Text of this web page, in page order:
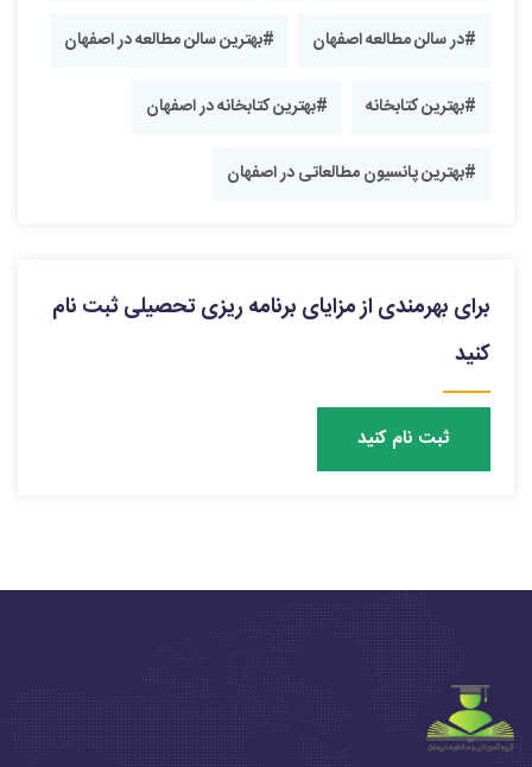
#در سالن مطالعه اصفهان #بهترین سالن مطالعه در اصفهان
#بهترین کتابخانه #بهترین کتابخانه در اصفهان
#بهترین پانسیون مطالعاتی در اصفهان
برای بهرمندی از مزایای برنامه ریزی تحصیلی ثبت نام
کنید
ثبت نام کنید